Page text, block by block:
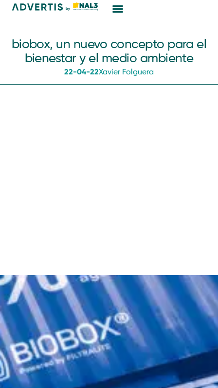
biobox, un nuevo concepto para el
bienestar y el medio ambiente
22-04-22Xavier Folguera